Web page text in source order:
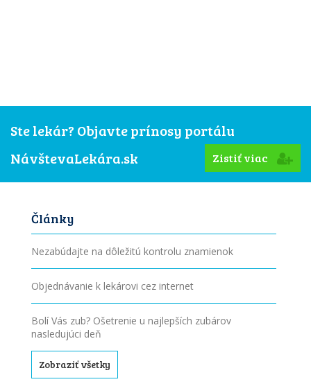
Ste lekár? Objavte prínosy portálu
NávštevaLekára.sk
Zistiť viac
Články
Nezabúdajte na dôležitú kontrolu znamienok
Objednávanie k lekárovi cez internet
Bolí Vás zub? Ošetrenie u najlepších zubárov
nasledujúci deň
Zobraziť všetky